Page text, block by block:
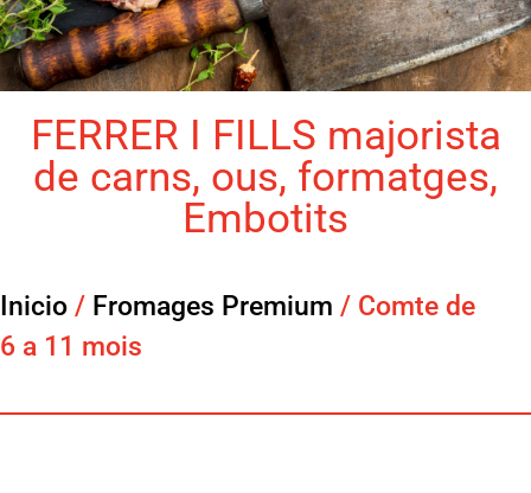
FERRER I FILLS majorista
de carns, ous, formatges,
Embotits
Inicio / Fromages Premium / Comte de
6 a 11 mois